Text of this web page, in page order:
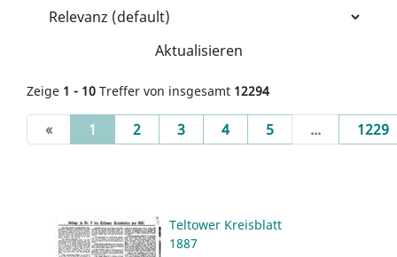
Aktualisieren
Zeige 1 - 10 Treffer von insgesamt 12294
« 1 (current)
2 3 4 5 ... 1229
Teltower Kreisblatt
1887